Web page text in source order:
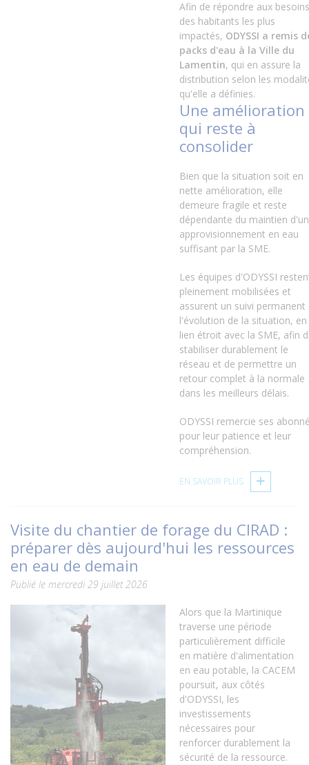
Afin de répondre aux besoins
des habitants les plus
impactés, ODYSSI a remis
packs d'eau à la Ville du
Lamentin, qui en assure la
distribution selon les
qu'elle a définies.
Une amélioration
qui reste à
consolider
Bien que la situation soit en
nette amélioration, elle
demeure fragile et reste
dépendante du maintien d'un
approvisionnement en eau
suffisant par la SME.
Les équipes d'ODYSSI
pleinement mobilisées et
assurent un suivi permanent
l'évolution de la situation, en
lien étroit avec la SME, afin
stabiliser durablement le
réseau et de permettre un
retour complet à la normale
dans les meilleurs délais.
ODYSSI remercie ses
pour leur patience et leur
compréhension.
EN SAVOIR PLUS
Visite du chantier de forage du CIRAD :
préparer dès aujourd'hui les ressources
en eau de demain
Publié le mercredi 29 juillet 2026
Alors que la Martinique
traverse une période
particulièrement difficile
en matière d'alimentation
en eau potable, la CACEM
poursuit, aux côtés
d'ODYSSI, les
investissements
nécessaires pour
renforcer durablement la
sécurité de la ressource.